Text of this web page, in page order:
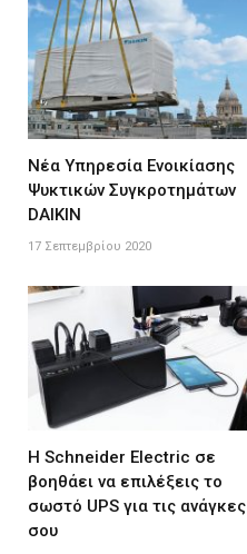
Νέα Υπηρεσία Ενοικίασης
Ψυκτικών Συγκροτημάτων
DAIKIN
17 Σεπτεμβρίου 2020
Η Schneider Electric σε
βοηθάει να επιλέξεις το
σωστό UPS για τις ανάγκες
σου